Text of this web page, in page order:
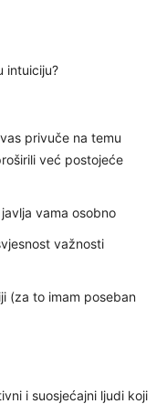
intuiciju?
privuče na temu
već postojeće
vama osobno
važnosti
(za to imam poseban
i suosjećajni ljudi koji